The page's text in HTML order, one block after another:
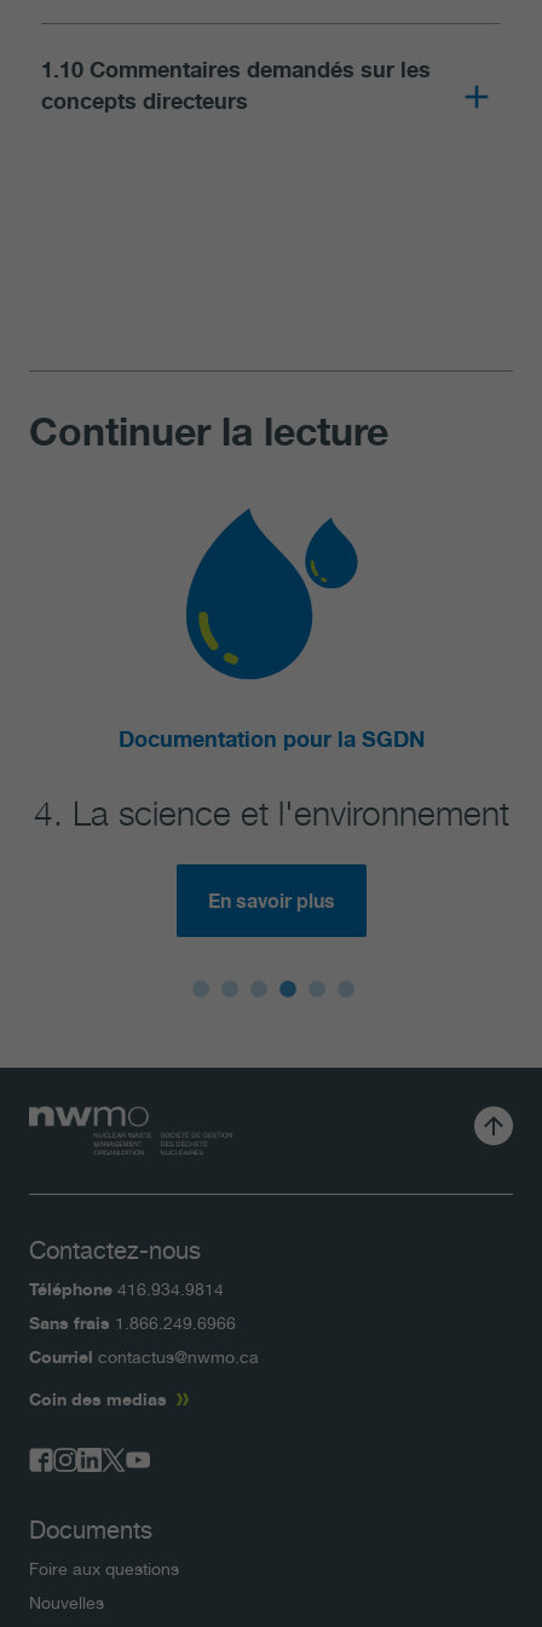
1.10 Commentaires demandés sur les
concepts directeurs
Continuer la lecture
Documentation pour la SGDN
science et l'environnement
En savoir plus
5.
Contactez-nous
Téléphone 416.934.9814
Sans frais 1.866.249.6966
Courriel contactus@nwmo.ca
Coin des medias
Documents
Foire aux questions
Nouvelles